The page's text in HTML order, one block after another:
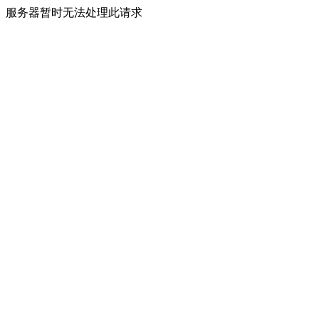
服务器暂时无法处理此请求